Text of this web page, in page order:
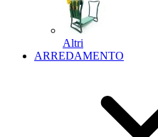
Altri
ARREDAMENTO